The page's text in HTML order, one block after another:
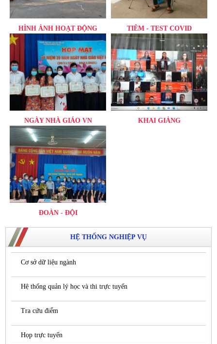
HÌNH ẢNH HOẠT ĐỘNG TIÊM - TEST COVID
NGÀY NHÀ GIÁO VN KHAI GIẢNG
ĐOÀN - ĐỘI
HỆ THỐNG NGHIỆP VỤ
Cơ sở dữ liệu ngành
Hệ thống quản lý học và thi trực tuyến
Tra cứu điểm
Họp trực tuyến